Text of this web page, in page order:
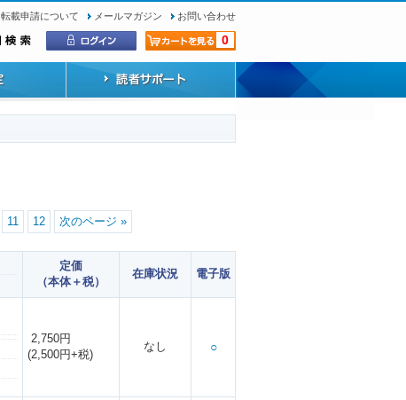
転載申請について メールマガジン お問い合わせ
0
11 12 次のページ »
定価
（本体＋税）
在庫状況 電子版
2,750円
(2,500円+税)
なし ○